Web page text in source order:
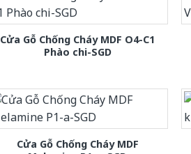
Cửa Gỗ Chống Cháy MDF O4-C1
Phào chi-SGD
Cửa Gỗ Chống Cháy MDF